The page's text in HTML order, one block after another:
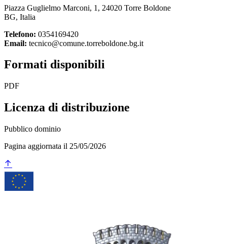
Piazza Guglielmo Marconi, 1, 24020 Torre Boldone
BG, Italia
Telefono: 0354169420
Email: tecnico@comune.torreboldone.bg.it
Formati disponibili
PDF
Licenza di distribuzione
Pubblico dominio
Pagina aggiornata il 25/05/2026